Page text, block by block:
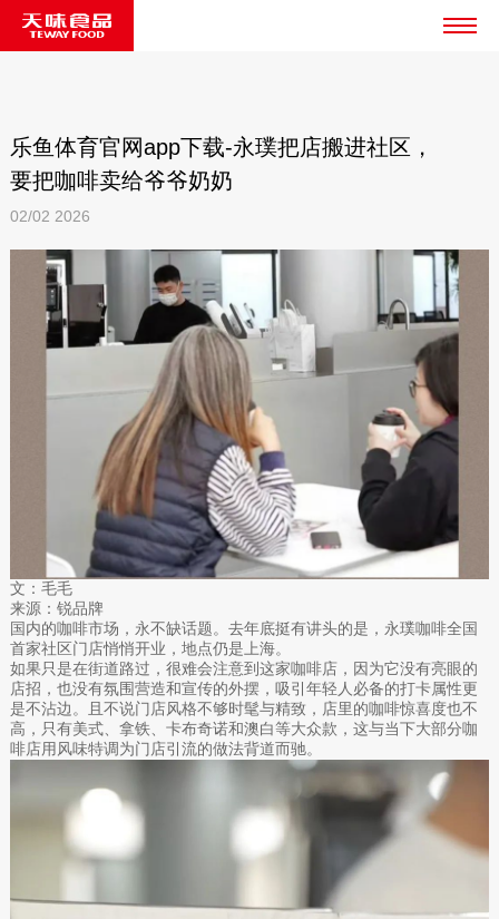
乐鱼体育官网app下载-永璞把店搬进社区，
要把咖啡卖给爷爷奶奶
02/02 2026
文：毛毛
来源：锐品牌
国内的咖啡市场，永不缺话题。去年底挺有讲头的是，永璞咖啡全国
首家社区门店悄悄开业，地点仍是上海。
如果只是在街道路过，很难会注意到这家咖啡店，因为它没有亮眼的
店招，也没有氛围营造和宣传的外摆，吸引年轻人必备的打卡属性更
是不沾边。且不说门店风格不够时髦与精致，店里的咖啡惊喜度也不
高，只有美式、拿铁、卡布奇诺和澳白等大众款，这与当下大部分咖
啡店用风味特调为门店引流的做法背道而驰。